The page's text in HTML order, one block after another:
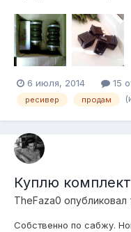
отправлю хоть куда!
6 июля, 2014 15
ресивер продам
Куплю
TheFaza0 опубликовал
Собственно по сабжу.